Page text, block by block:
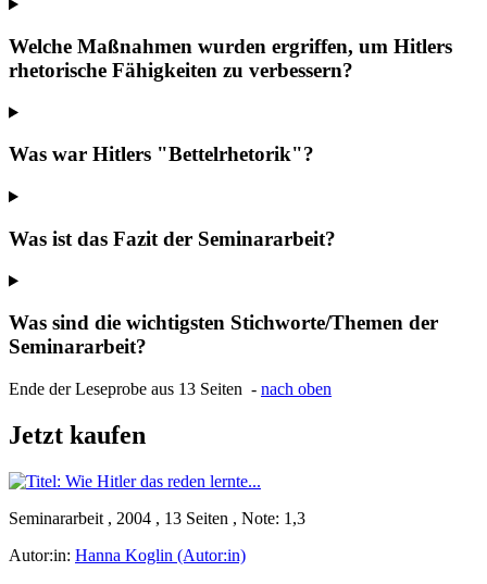
Welche Maßnahmen wurden ergriffen, um Hitlers
rhetorische Fähigkeiten zu verbessern?
Was war Hitlers "Bettelrhetorik"?
Was ist das Fazit der Seminararbeit?
Was sind die wichtigsten Stichworte/Themen der
Seminararbeit?
Ende der Leseprobe aus 13 Seiten - nach oben
Jetzt kaufen
Seminararbeit , 2004 , 13 Seiten , Note: 1,3
Autor:in: Hanna Koglin (Autor:in)